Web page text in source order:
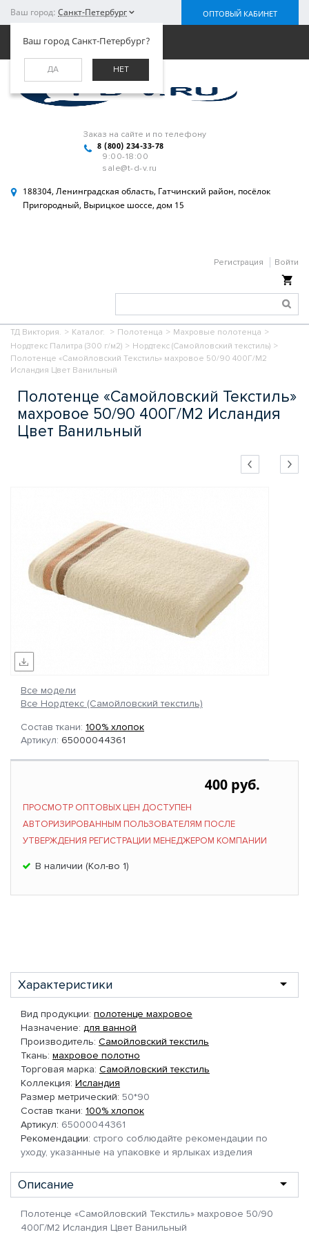
Ваш город: Санкт-Петербург
Ваш город Санкт-Петербург?
ДА НЕТ
ОПТОВЫЙ КАБИНЕТ
Заказ на сайте и по телефону
8 (800) 234-33-78
9:00-18:00
sale@t-d-v.ru
188304, Ленинградская область, Гатчинский район, посёлок
Пригородный, Вырицкое шоссе, дом 15
Регистрация Войти
Меню
ТД Виктория. > Каталог. > Полотенца > Махровые полотенца >
Нордтекс Палитра (300 г/м2) > Нордтекс (Самойловский текстиль) >
Полотенце «Самойловский Текстиль» махровое 50/90 400Г/М2
Исландия Цвет Ванильный
Полотенце «Самойловский Текстиль»
махровое 50/90 400Г/М2 Исландия
Цвет Ванильный
Все модели
Все Нордтекс (Самойловский текстиль)
Состав ткани: 100% хлопок
Артикул: 65000044361
400 руб.
ПРОСМОТР ОПТОВЫХ ЦЕН ДОСТУПЕН
АВТОРИЗИРОВАННЫМ ПОЛЬЗОВАТЕЛЯМ ПОСЛЕ
УТВЕРЖДЕНИЯ РЕГИСТРАЦИИ МЕНЕДЖЕРОМ КОМПАНИИ
В наличии (Кол-во 1)
Характеристики
Вид продукции: полотенце махровое
Назначение: для ванной
Производитель: Самойловский текстиль
Ткань: махровое полотно
Торговая марка: Самойловский текстиль
Коллекция: Исландия
Размер метрический: 50*90
Состав ткани: 100% хлопок
Артикул: 65000044361
Рекомендации: строго соблюдайте рекомендации по
уходу, указанные на упаковке и ярлыках изделия
Описание
Полотенце «Самойловский Текстиль» махровое 50/90
400Г/М2 Исландия Цвет Ванильный